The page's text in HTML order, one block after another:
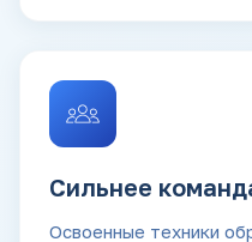
Сильнее
Освоенные техники